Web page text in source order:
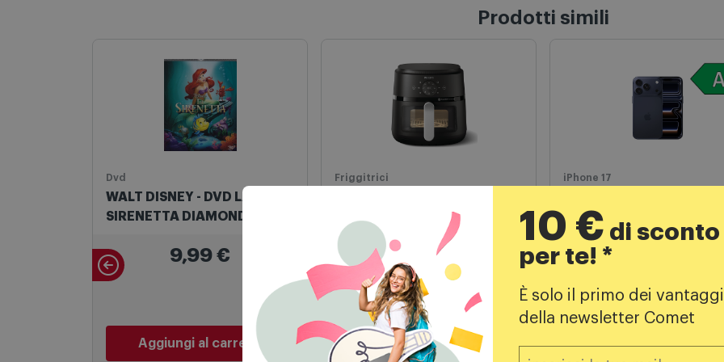
Prodotti simili
Dvd
WALT DISNEY - DVD LA
SIRENETTA DIAMOND
9,99 €
Aggiungi al carrello
Friggitrici
Airfryer Serie 2000
Na231/00 Nero
109,99
Aggiungi al carrello
iPhone 17
Blu profondo
1293,00
Aggiungi al carrello
10 € di
per te! *
È solo il primo dei
della newsletter Comet